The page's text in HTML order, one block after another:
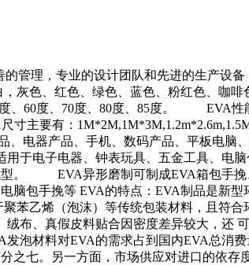
管理，专业的设计团队和先进的生产设
灰色、红色、绿色、蓝色、粉红色、咖
、60度、70度、80度、85度。 EVA性
要有：
器产品、手机、数码产品、平板电脑、
电子电器、钟表玩具、五金工具、电脑
型。 EVA异形磨制可制成EVA箱包手挽
包手挽等 EVA的特点：EVA制品是新型
聚苯乙烯（泡沫）等传统包装材料，且
布、真假皮料贴合因密度差异较大，还
材料对EVA的需求占到国内EVA总消费
七。另一方面，市场供应对进口的依存